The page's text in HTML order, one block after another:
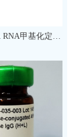
甲基化定量
）